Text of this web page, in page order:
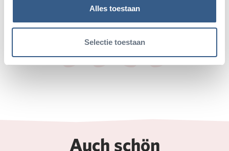
Alles toestaan
Selectie toestaan
Teile diesen Artikel
Deel op TwitterDeel op Facebook
Deel op WhatsApp
Kopieer link
Auch schön